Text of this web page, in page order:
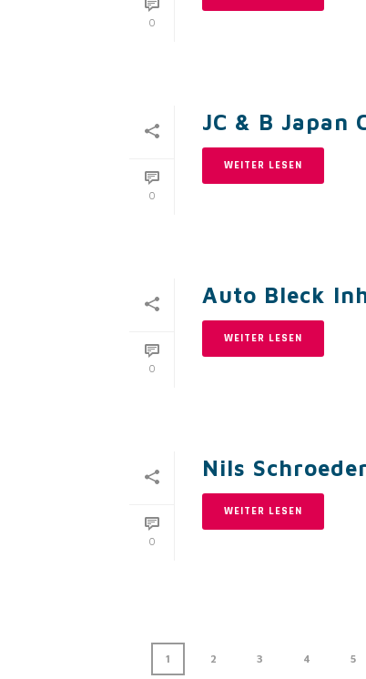
0
0
JC & B Japan
WEITER LESEN
0
Auto Bleck
WEITER LESEN
0
Nils Schroeder
WEITER LESEN
1 2 3 4 5